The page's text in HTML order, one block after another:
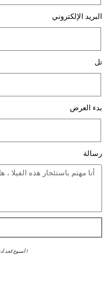
البريد الإلكتروني
تل
بدء العرض
رسالة
1 أسبوع كحد أدنى للإيجار، من السبت إلى السبت في موسم الذروة.